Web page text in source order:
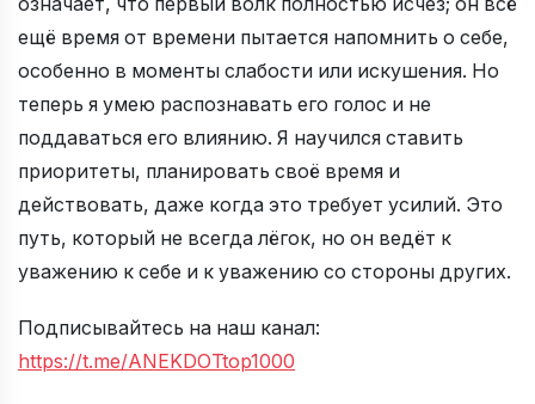
ещё время от времени пытается напомнить о себе,
особенно в моменты слабости или искушения. Но
теперь я умею распознавать его голос и не
поддаваться его влиянию. Я научился ставить
приоритеты, планировать своё время и
действовать, даже когда это требует усилий. Это
путь, который не всегда лёгок, но он ведёт к
уважению к себе и к уважению со стороны других.
Подписывайтесь на наш канал:
https://t.me/ANEKDOTtop1000